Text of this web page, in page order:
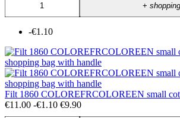
+
-€1.10
Filt 1860 COLOREFRCOLOREEN small
€11.00 -€1.10 €9.90